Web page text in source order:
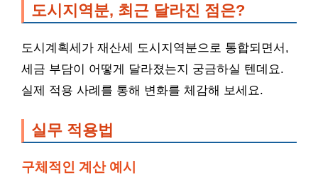
도시지역분, 최근 달라진 점은?
도시계획세가 재산세 도시지역분으로 통합되면서,
세금 부담이 어떻게 달라졌는지 궁금하실 텐데요.
실제 적용 사례를 통해 변화를 체감해 보세요.
실무 적용법
구체적인 계산 예시